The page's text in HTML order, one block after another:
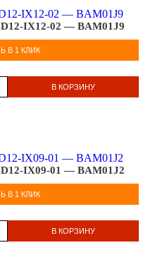
IX12-02 — BAM01J9
В 1 КЛИК
В КОРЗИНУ
IX09-01 — BAM01J2
В 1 КЛИК
В КОРЗИНУ